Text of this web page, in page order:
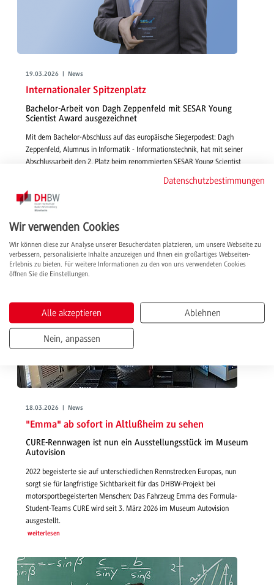
19.03.2026 | News
Internationaler Spitzenplatz
Bachelor-Arbeit von Dagh Zeppenfeld mit SESAR Young
Scientist Award ausgezeichnet
Mit dem Bachelor-Abschluss auf das europäische Siegerpodest: Dagh
Zeppenfeld, Alumnus in Informatik - Informationstechnik, hat mit seiner
Abschlussarbeit den 2. Platz beim renommierten SESAR Young Scientist
weiterlesen
18.03.2026 | News
"Emma" ab sofort in Altlußheim zu sehen
CURE-Rennwagen ist nun ein Ausstellungsstück im Museum
Autovision
2022 begeisterte sie auf unterschiedlichen Rennstrecken Europas, nun
sorgt sie für langfristige Sichtbarkeit für das DHBW-Projekt bei
motorsportbegeisterten Menschen: Das Fahrzeug Emma des Formula-
Student-Teams CURE wird seit 3. März 2026 im Museum Autovision
ausgestellt.
weiterlesen
Datenschutzbestimmungen
Wir verwenden Cookies
Wir können diese zur Analyse unserer Besucherdaten platzieren, um unsere Webseite zu
verbessern, personalisierte Inhalte anzuzeigen und Ihnen ein großartiges Webseiten-
Erlebnis zu bieten. Für weitere Informationen zu den von uns verwendeten Cookies
öffnen Sie die Einstellungen.
Alle akzeptieren Ablehnen
Nein, anpassen